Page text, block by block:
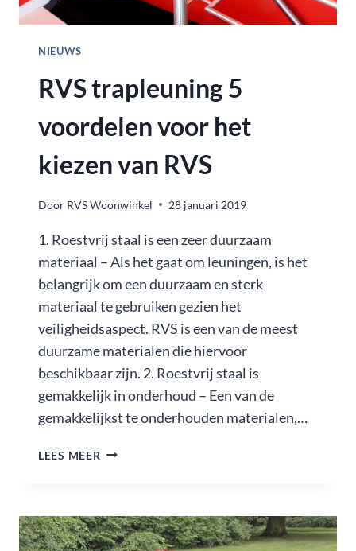
NIEUWS
RVS trapleuning 5
voordelen voor het
kiezen van RVS
Door RVS Woonwinkel 28 januari 2019
1. Roestvrij staal is een zeer duurzaam
materiaal – Als het gaat om leuningen, is het
belangrijk om een ​​duurzaam en sterk
materiaal te gebruiken gezien het
veiligheidsaspect. RVS is een van de meest
duurzame materialen die hiervoor
beschikbaar zijn. 2. Roestvrij staal is
gemakkelijk in onderhoud – Een van de
gemakkelijkst te onderhouden materialen,…
LEES MEER RVS
VOOR
HET